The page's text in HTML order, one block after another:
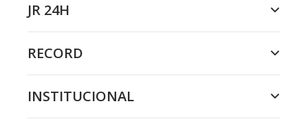
JR 24H
RECORD
INSTITUCIONAL